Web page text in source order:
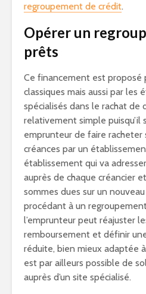
regroupement de crédit.
Opérer un
prêts
Ce financement est proposé
classiques mais aussi par les
spécialisés dans le rachat de
relativement simple puisqu’il
emprunteur de faire
créances par un
établissement qui va
auprès de chaque créancier
sommes dues sur un
procédant à un
l’emprunteur peut réajuster
remboursement et définir
réduite, bien mieux adaptée
est par ailleurs possible de
auprès d’un site spécialisé.